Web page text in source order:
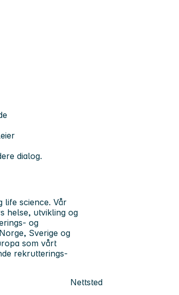
dialog.
life science. Vår
helse, utvikling og
og
Sverige og
som vårt
rekrutterings-
Nettsted